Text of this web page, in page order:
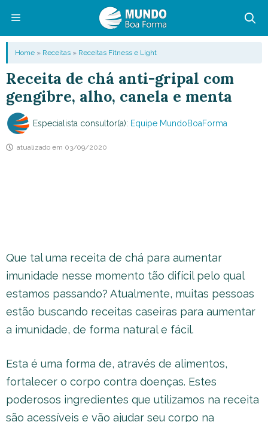
conteúdo
Menu
Home » Receitas » Receitas Fitness e Light
Receita de chá anti-gripal com
gengibre, alho, canela e menta
Especialista consultor(a): Equipe MundoBoaForma
atualizado em 03/09/2020
Que tal uma receita de chá para aumentar
imunidade nesse momento tão difícil pelo qual
estamos passando? Atualmente, muitas pessoas
estão buscando receitas caseiras para aumentar
a imunidade, de forma natural e fácil.
Esta é uma forma de, através de alimentos,
fortalecer o corpo contra doenças. Estes
poderosos ingredientes que utilizamos na receita
são acessíveis e vão ajudar seu corpo na